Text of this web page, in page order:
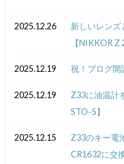
2025.12.26
新しいレンズ
【NIKKOR Z
2025.12.19 祝！ブログ開
2025.12.19
Z33に油温計
STO-5】
2025.12.15
Z33のキー電
CR1632に交